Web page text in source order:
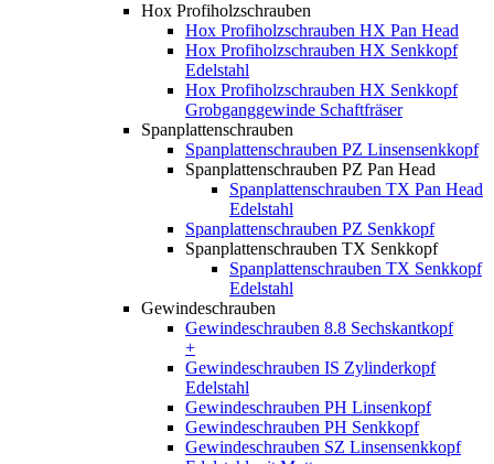
Hox Profiholzschrauben
Hox Profiholzschrauben HX Pan Head
Hox Profiholzschrauben HX Senkkopf
Edelstahl
Hox Profiholzschrauben HX Senkkopf
Grobganggewinde Schaftfräser
Spanplattenschrauben
Spanplattenschrauben PZ Linsensenkkopf
Spanplattenschrauben PZ Pan Head
Spanplattenschrauben TX Pan Head
Edelstahl
Spanplattenschrauben PZ Senkkopf
Spanplattenschrauben TX Senkkopf
Spanplattenschrauben TX Senkkopf
Edelstahl
Gewindeschrauben
Gewindeschrauben 8.8 Sechskantkopf
+
Gewindeschrauben IS Zylinderkopf
Edelstahl
Gewindeschrauben PH Linsenkopf
Gewindeschrauben PH Senkkopf
Gewindeschrauben SZ Linsensenkkopf